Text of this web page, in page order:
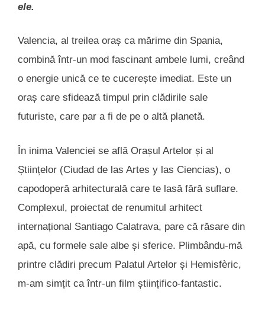
ele.
Valencia, al treilea oraș ca mărime din Spania,
combină într-un mod fascinant ambele lumi, creând
o energie unică ce te cucerește imediat. Este un
oraș care sfidează timpul prin clădirile sale
futuriste, care par a fi de pe o altă planetă.
În inima Valenciei se află Orașul Artelor și al
Științelor (Ciudad de las Artes y las Ciencias), o
capodoperă arhitecturală care te lasă fără suflare.
Complexul, proiectat de renumitul arhitect
internațional Santiago Calatrava, pare că răsare din
apă, cu formele sale albe și sferice. Plimbându-mă
printre clădiri precum Palatul Artelor și Hemisfèric,
m-am simțit ca într-un film științifico-fantastic.